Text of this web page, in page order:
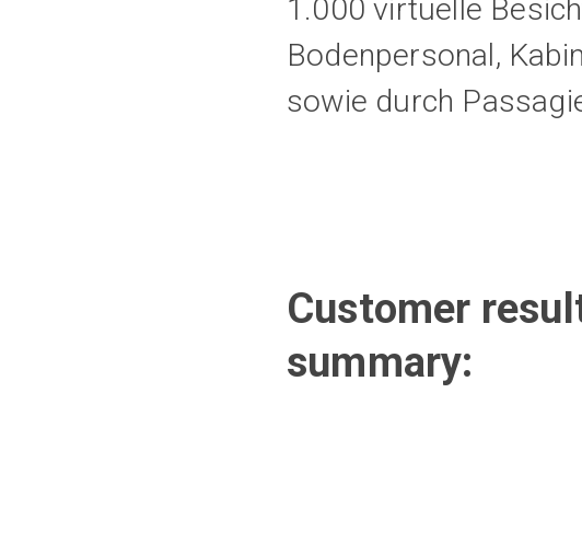
1.000 virtuelle
Bodenpersonal,
sowie durch
Customer
summary: